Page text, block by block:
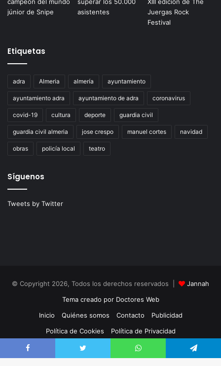
Etiquetas
adra Almeria almería ayuntamiento
ayuntamiento adra ayuntamiento de adra coronavirus
covid-19 cultura deporte guardia civil
guardia civil almeria jose crespo manuel cortes navidad
obras policía local teatro
Síguenos
Tweets by Twitter
© Copyright 2026, Todos los derechos reservados |
Jannah
Tema creado por Doctores Web
Inicio
Quiénes somos Contacto
Publicidad
Política de Cookies
Política de Privacidad
Facebook
Twitter
Facebook
Twitter WhatsApp Telegram